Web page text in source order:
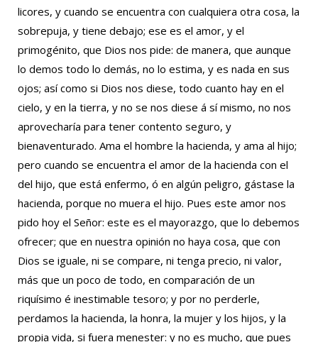
licores, y cuando se encuentra con cualquiera otra cosa, la
sobrepuja, y tiene debajo; ese es el amor, y el
primogénito, que Dios nos pide: de manera, que aunque
lo demos todo lo demás, no lo estima, y es nada en sus
ojos; así como si Dios nos diese, todo cuanto hay en el
cielo, y en la tierra, y no se nos diese á sí mismo, no nos
aprovecharía para tener contento seguro, y
bienaventurado. Ama el hombre la hacienda, y ama al hijo;
pero cuando se encuentra el amor de la hacienda con el
del hijo, que está enfermo, ó en algún peligro, gástase la
hacienda, porque no muera el hijo. Pues este amor nos
pido hoy el Señor: este es el mayorazgo, que lo debemos
ofrecer; que en nuestra opinión no haya cosa, que con
Dios se iguale, ni se compare, ni tenga precio, ni valor,
más que un poco de todo, en comparación de un
riquísimo é inestimable tesoro; y por no perderle,
perdamos la hacienda, la honra, la mujer y los hijos, y la
propia vida, si fuera menester: y no es mucho, que pues